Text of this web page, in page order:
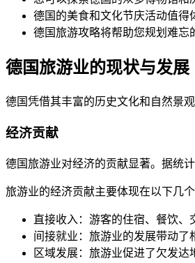
德国的美食和文化节庆活动值得
德国旅游攻略将帮助您规划难忘
德国旅游业的现状与发展
德国凭借其丰富的历史文化和自然景
经济贡献
德国旅游业对经济的贡献显著。据统
旅游业的经济贡献主要体现在以下几个
直接收入：游客的住宿、餐饮、
间接就业：旅游业的发展带动了
区域发展：旅游业促进了欠发达